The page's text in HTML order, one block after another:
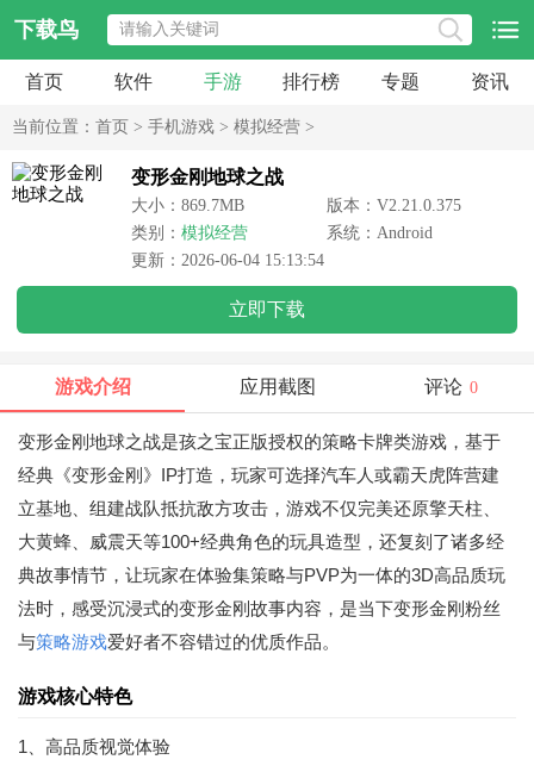
下载鸟
首页 软件 手游 排行榜 专题 资讯
当前位置： 首页 > 手机游戏 > 模拟经营 >
变形金刚地球之战
大小：869.7MB
版本：V2.21.0.375
类别： 模拟经营
系统：Android
更新：2026-06-04 15:13:54
立即下载
游戏介绍 应用截图 评论 0
变形金刚地球之战是孩之宝正版授权的策略卡牌类游戏，基于
经典《变形金刚》IP打造，玩家可选择汽车人或霸天虎阵营建
立基地、组建战队抵抗敌方攻击，游戏不仅完美还原擎天柱、
大黄蜂、威震天等100+经典角色的玩具造型，还复刻了诸多经
典故事情节，让玩家在体验集策略与PVP为一体的3D高品质玩
法时，感受沉浸式的变形金刚故事内容，是当下变形金刚粉丝
与策略游戏爱好者不容错过的优质作品。
游戏核心特色
1、高品质视觉体验